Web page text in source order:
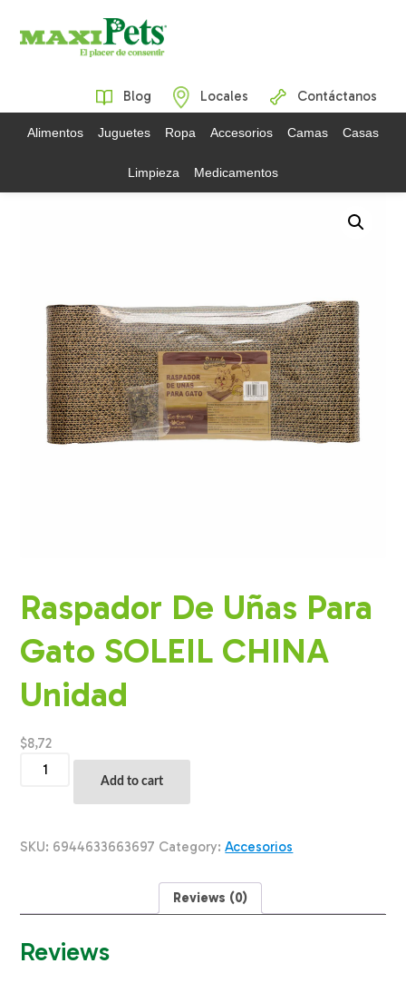
Blog Locales Contáctanos
Alimentos Juguetes Ropa Accesorios Camas Casas
Limpieza Medicamentos
Raspador De Uñas Para
Gato SOLEIL CHINA
Unidad
$8,72
Raspador
SOLEIL
Add to cart
SKU: 6944633663697 Category:Accesorios
Reviews (0)
Reviews